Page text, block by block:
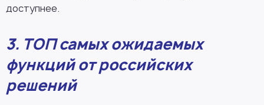
доступнее.
3. ТОП самых ожидаемых
функций от российских
решений